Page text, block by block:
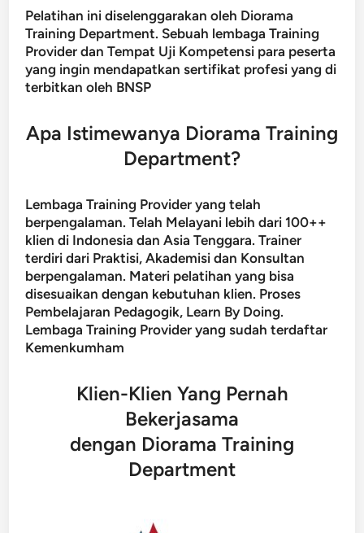
Pelatihan ini diselenggarakan oleh Diorama
Training Department. Sebuah lembaga Training
Provider dan Tempat Uji Kompetensi para peserta
yang ingin mendapatkan sertifikat profesi yang di
terbitkan oleh BNSP
Apa Istimewanya Diorama Training
Department?
Lembaga Training Provider yang telah
berpengalaman. Telah Melayani lebih dari 100++
klien di Indonesia dan Asia Tenggara. Trainer
terdiri dari Praktisi, Akademisi dan Konsultan
berpengalaman. Materi pelatihan yang bisa
disesuaikan dengan kebutuhan klien. Proses
Pembelajaran Pedagogik, Learn By Doing.
Lembaga Training Provider yang sudah terdaftar
Kemenkumham
Klien-Klien Yang Pernah
Bekerjasama
dengan Diorama Training
Department